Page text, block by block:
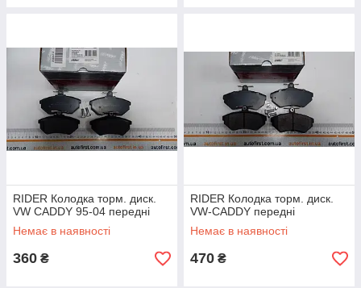
RIDER Колодка торм. диск.
VW CADDY 95-04 передні
Немає в наявності
360 ₴
RIDER Колодка торм. диск.
VW-CADDY передні
Немає в наявності
470 ₴